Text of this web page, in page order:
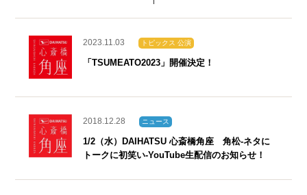
2023.11.03 トピックス 公演
「TSUMEATO2023」開催決定！
2018.12.28 ニュース
1/2（水）DAIHATSU 心斎橋角座 角松‐ネタに
トークに初笑い‐YouTube生配信のお知らせ！